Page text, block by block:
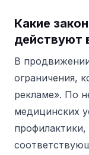
Какие
действуют
В
ограничения,
рекламе». По
медицинских